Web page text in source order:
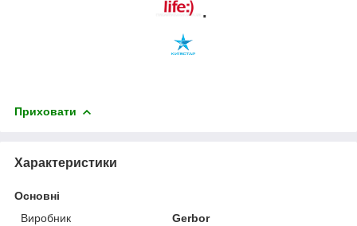
.
Приховати
Характеристики
Основні
Виробник
Gerbor